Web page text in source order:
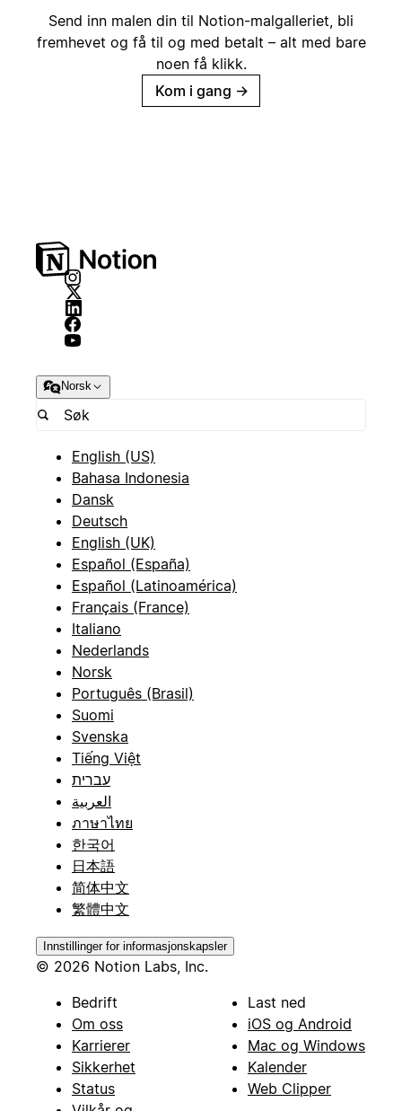
Send inn malen din til Notion-malgalleriet, bli
fremhevet og få til og med betalt – alt med bare
noen få klikk.
Kom i gang →
Norsk
English (US)
Bahasa Indonesia
Dansk
Deutsch
English (UK)
Español (España)
Español (Latinoamérica)
Français (France)
Italiano
Nederlands
Norsk
Português (Brasil)
Suomi
Svenska
Tiếng Việt
עברית
العربية
ภาษาไทย
한국어
日本語
简体中文
繁體中文
Innstillinger for informasjonskapsler
© 2026 Notion Labs, Inc.
Bedrift
Om oss
Karrierer
Sikkerhet
Status
Last ned
iOS og Android
Mac og Windows
Kalender
Web Clipper